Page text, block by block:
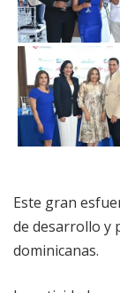
Este gran
de desarrollo y
dominicanas.